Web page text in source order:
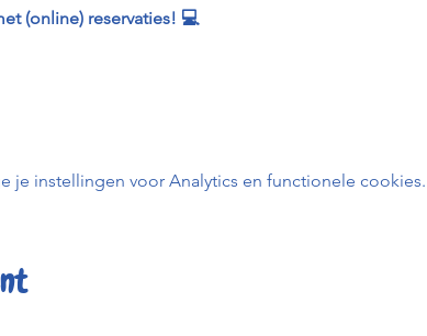
(online) reservaties! 💻
je instellingen voor Analytics en functionele cookies.